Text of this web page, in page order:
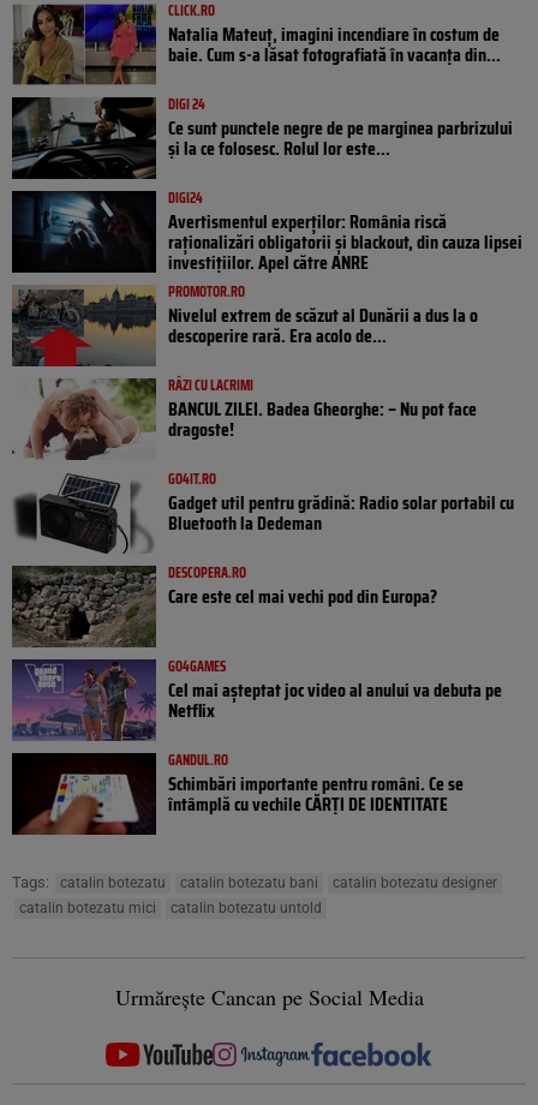
CLICK.RO
Natalia Mateuț, imagini incendiare în costum de
baie. Cum s-a lăsat fotografiată în vacanța din...
DIGI 24
Ce sunt punctele negre de pe marginea parbrizului
și la ce folosesc. Rolul lor este...
DIGI24
Avertismentul experților: România riscă
raționalizări obligatorii și blackout, din cauza lipsei
investițiilor. Apel către ANRE
PROMOTOR.RO
Nivelul extrem de scăzut al Dunării a dus la o
descoperire rară. Era acolo de...
RÂZI CU LACRIMI
BANCUL ZILEI. Badea Gheorghe: – Nu pot face
dragoste!
GO4IT.RO
Gadget util pentru grădină: Radio solar portabil cu
Bluetooth la Dedeman
DESCOPERA.RO
Care este cel mai vechi pod din Europa?
GO4GAMES
Cel mai așteptat joc video al anului va debuta pe
Netflix
GANDUL.RO
Schimbări importante pentru români. Ce se
întâmplă cu vechile CĂRȚI DE IDENTITATE
Tags: catalin botezatu catalin botezatu bani
catalin botezatu designer
catalin botezatu mici
catalin botezatu untold
Urmărește Cancan pe Social Media